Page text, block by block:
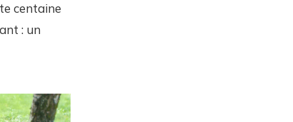
centaine
: un